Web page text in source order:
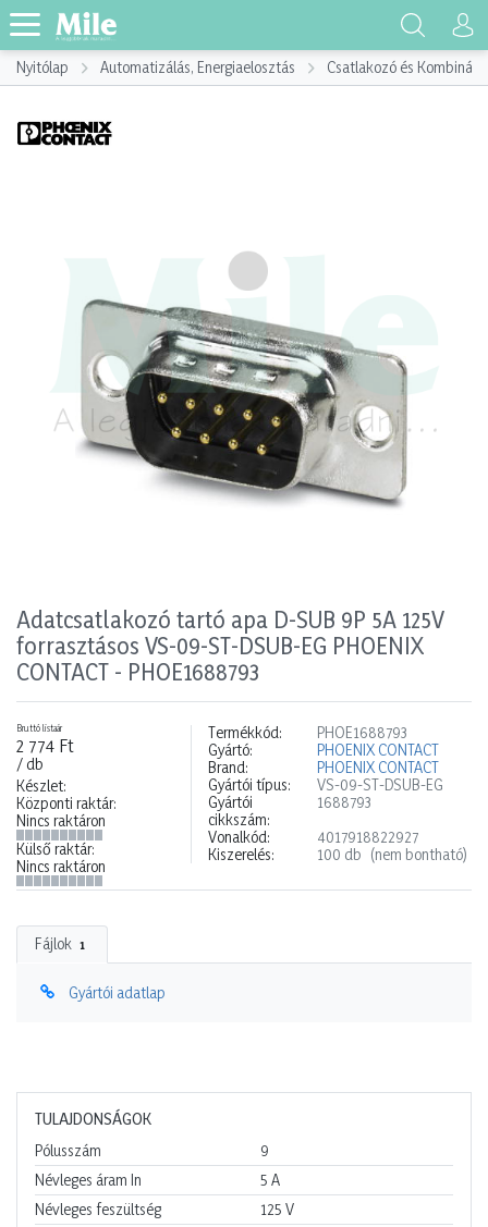
Nyitólap Automatizálás, Energiaelosztás Csatlakozó és
Adatcsatlakozó tartó apa D-SUB 9P 5A 125V
forrasztásos VS-09-ST-DSUB-EG PHOENIX
CONTACT - PHOE1688793
Bruttó listaár
2 774 Ft
/ db
Készlet:
Központi raktár:
Nincs raktáron
Külső raktár:
Nincs raktáron
Termékkód:
PHOE1688793
Gyártó:
PHOENIX CONTACT
Brand:
PHOENIX CONTACT
Gyártói típus:
VS-09-ST-DSUB-EG
Gyártói
cikkszám:
1688793
Vonalkód:
4017918822927
Kiszerelés:
100 db (nem bontható)
Fájlok 1
Gyártói adatlap
TULAJDONSÁGOK
Pólusszám
9
Névleges áram In
5 A
Névleges feszültség
125 V